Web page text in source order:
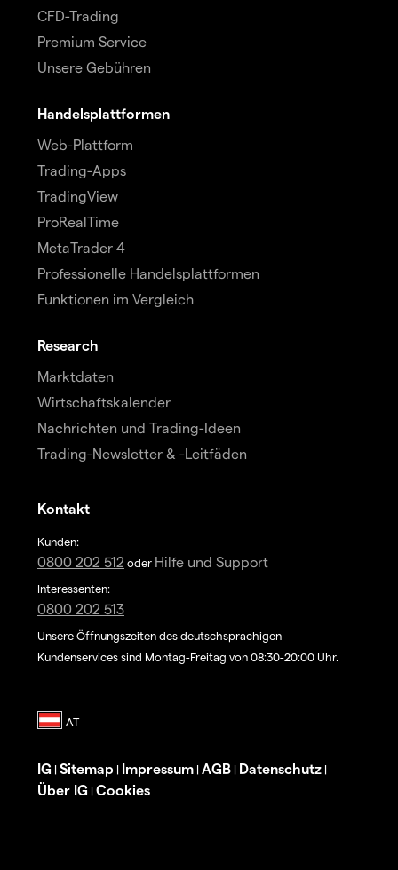
CFD-Trading
Premium Service
Unsere Gebühren
Handelsplattformen
Web-Plattform
Trading-Apps
TradingView
ProRealTime
MetaTrader 4
Professionelle Handelsplattformen
Funktionen im Vergleich
Research
Marktdaten
Wirtschaftskalender
Nachrichten und Trading-Ideen
Trading-Newsletter & -Leitfäden
Kontakt
Kunden:
0800 202 512 oder Hilfe und Support
Interessenten:
0800 202 513
Unsere Öffnungszeiten des deutschsprachigen
Kundenservices sind Montag-Freitag von 08:30-20:00 Uhr.
IG | Sitemap | Impressum | AGB | Datenschutz |
Über IG | Cookies